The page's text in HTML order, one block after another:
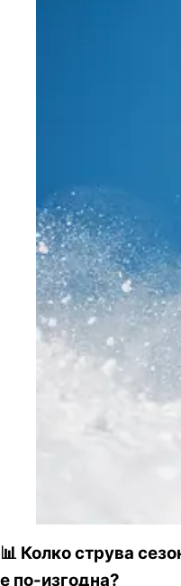
📊 Колко струва
е по-изгодна?